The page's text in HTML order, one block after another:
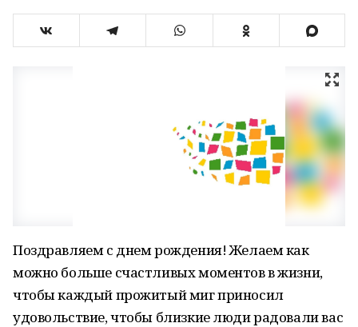
Поздравляем с днем рождения! Желаем как
можно больше счастливых моментов в жизни,
чтобы каждый прожитый миг приносил
удовольствие, чтобы близкие люди радовали вас